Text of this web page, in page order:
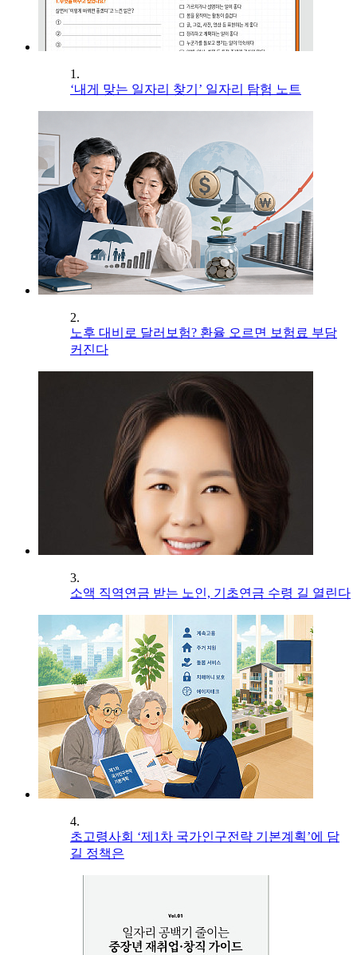
1.
‘내게 맞는 일자리 찾기’ 일자리 탐험 노트
2.
노후 대비로 달러보험? 환율 오르면 보험료 부담
커진다
3.
소액 직역연금 받는 노인, 기초연금 수령 길 열린다
4.
초고령사회 ‘제1차 국가인구전략 기본계획’에 담
길 정책은